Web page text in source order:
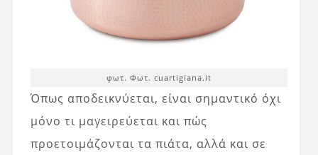
φωτ. Φωτ. cuartigiana.it
Όπως αποδεικνύεται, είναι σημαντικό όχι
μόνο τι μαγειρεύεται και πώς
προετοιμάζονται τα πιάτα, αλλά και σε